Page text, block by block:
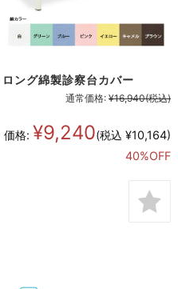
ロング綿製診察台カバー
通常価格: ¥16,940(税込)
価格: ¥9,240(税込 ¥10,164)
40%OFF